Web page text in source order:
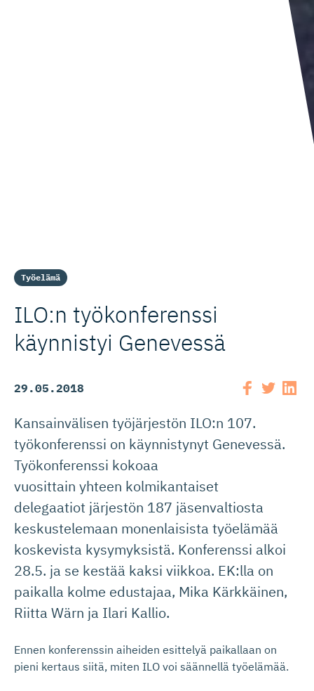
Työelämä
ILO:n työkonferenssi
käynnistyi Genevessä
29.05.2018
Kansainvälisen työjärjestön ILO:n 107.
työkonferenssi on käynnistynyt Genevessä.
Työkonferenssi kokoaa
vuosittain yhteen kolmikantaiset
delegaatiot järjestön 187 jäsenvaltiosta
keskustelemaan monenlaisista työelämää
koskevista kysymyksistä. Konferenssi alkoi
28.5. ja se kestää kaksi viikkoa. EK:lla on
paikalla kolme edustajaa, Mika Kärkkäinen,
Riitta Wärn ja Ilari Kallio.
Ennen konferenssin aiheiden esittelyä paikallaan on
pieni kertaus siitä, miten ILO voi säännellä työelämää.